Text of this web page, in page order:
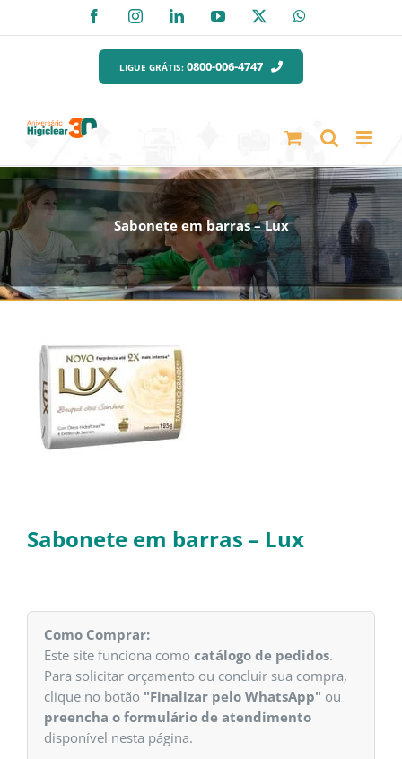
para
FacebookInstagramLinkedInYouTube
LIGUE GRÁTIS: 0800-006-4747
Sabonete em barras – Lux
Sabonete em barras – Lux
Como Comprar:
Este site funciona como catálogo de pedidos.
Para solicitar orçamento ou concluir sua compra,
clique no botão "Finalizar pelo WhatsApp" ou
preencha o formulário de atendimento
disponível nesta página.